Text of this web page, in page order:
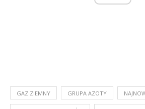
GAZ ZIEMNY GRUPA AZOTY